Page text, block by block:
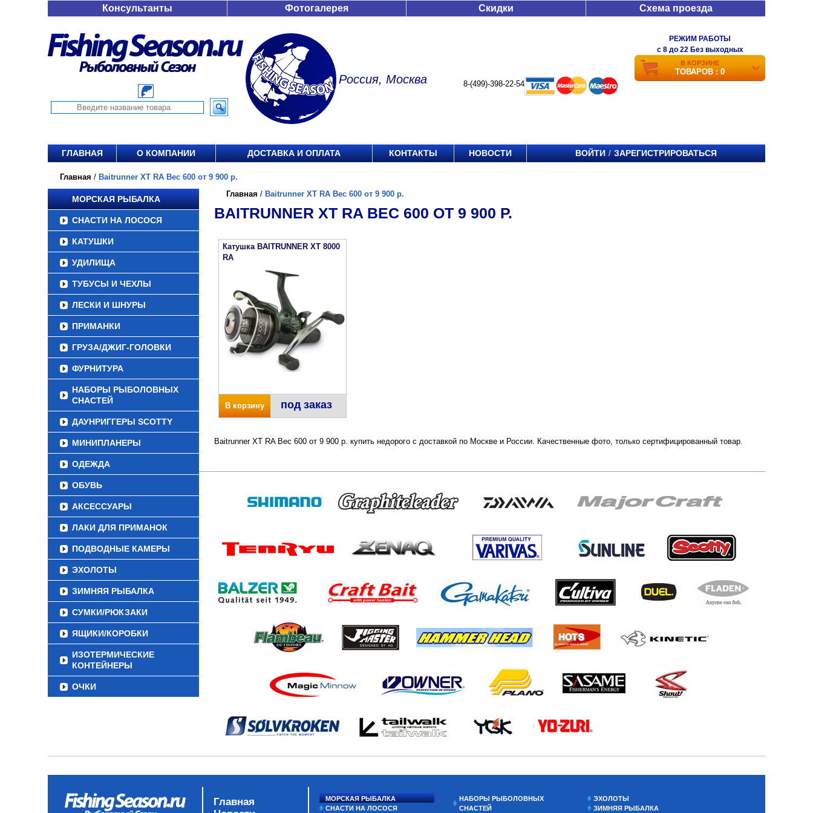
Консультанты Фотогалерея Скидки Схема проезда
Россия, Москва 8-(499)-398-22-54
РЕЖИМ РАБОТЫ
c 8 до 22 Без выходных
В КОРЗИНЕ
ТОВАРОВ : 0
ГЛАВНАЯ О КОМПАНИИ ДОСТАВКА И ОПЛАТА КОНТАКТЫ НОВОСТИ ВОЙТИ / ЗАРЕГИСТРИРОВАТЬСЯ
Главная / Baitrunner XT RA Вес 600 от 9 900 р.
МОРСКАЯ РЫБАЛКА
СНАСТИ НА ЛОСОСЯ
КАТУШКИ
УДИЛИЩА
ТУБУСЫ И ЧЕХЛЫ
ЛЕСКИ И ШНУРЫ
ПРИМАНКИ
ГРУЗА/ДЖИГ-ГОЛОВКИ
ФУРНИТУРА
НАБОРЫ РЫБОЛОВНЫХ
СНАСТЕЙ
ДАУНРИГГЕРЫ SCOTTY
МИНИПЛАНЕРЫ
ОДЕЖДА
ОБУВЬ
АКСЕССУАРЫ
ЛАКИ ДЛЯ ПРИМАНОК
ПОДВОДНЫЕ КАМЕРЫ
ЭХОЛОТЫ
ЗИМНЯЯ РЫБАЛКА
СУМКИ/РЮКЗАКИ
ЯЩИКИ/КОРОБКИ
ИЗОТЕРМИЧЕСКИЕ
КОНТЕЙНЕРЫ
ОЧКИ
Главная / Baitrunner XT RA Вес 600 от 9 900 р.
BAITRUNNER XT RA ВЕС 600 ОТ 9 900 Р.
Катушка BAITRUNNER XT 8000
RA
В корзину под заказ
Baitrunner XT RA Вес 600 от 9 900 р. купить недорого с доставкой по Москве и России. Качественные фото, только сертифицированный товар.
Главная
МОРСКАЯ РЫБАЛКА
СНАСТИ НА ЛОСОСЯ
НАБОРЫ РЫБОЛОВНЫХ
СНАСТЕЙ
ЭХОЛОТЫ
ЗИМНЯЯ РЫБАЛКА